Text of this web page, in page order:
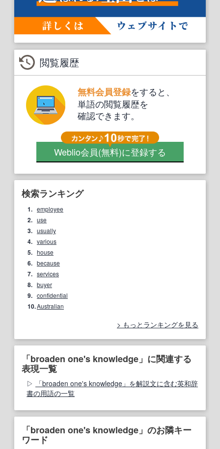
閲覧履歴
無料会員登録をすると、
単語の閲覧履歴を
確認できます。
Weblio会員(無料)に登録する
検索ランキング
1. employee
2. use
3. usually
4. various
5. house
6. because
7. services
8. buyer
9. confidential
10.Australian
もっとランキングを見る
「broaden one's knowledge」に関連する
表現一覧
「broaden one's knowledge」を解説文に含む英和辞
書の用語の一覧
「broaden one's knowledge」のお隣キー
ワード